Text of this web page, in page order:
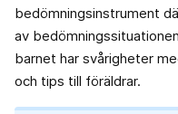
bedömningsinstrument
av
barnet har svårigheter
och tips till föräldrar.